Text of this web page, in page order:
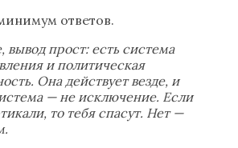
ответов.
вывод прост: есть система
и политическая
Она действует везде, и
— не исключение. Если
то тебя спасут. Нет —